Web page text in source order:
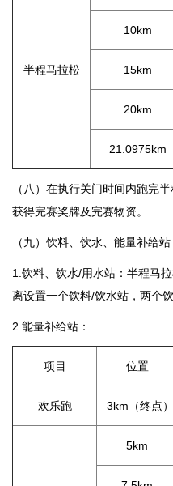
半程马拉松
10km
15km
20km
21.0975km
（八）在执行关门时间内跑完
获得完赛奖牌及完赛物资。
（九）饮料、饮水、能量补给站
1.饮料、饮水/用水站：半程马
离设置一个饮料/饮水站，两个
2.能量补给站：
项目 位置
欢乐跑 3km（终点）
5km